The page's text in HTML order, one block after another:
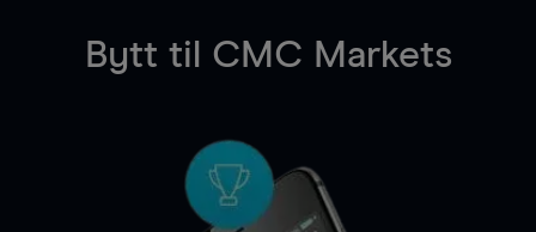
Bytt til CMC Markets